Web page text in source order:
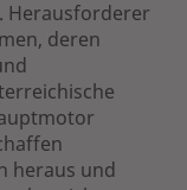
Herausforderer
deren
heraus und